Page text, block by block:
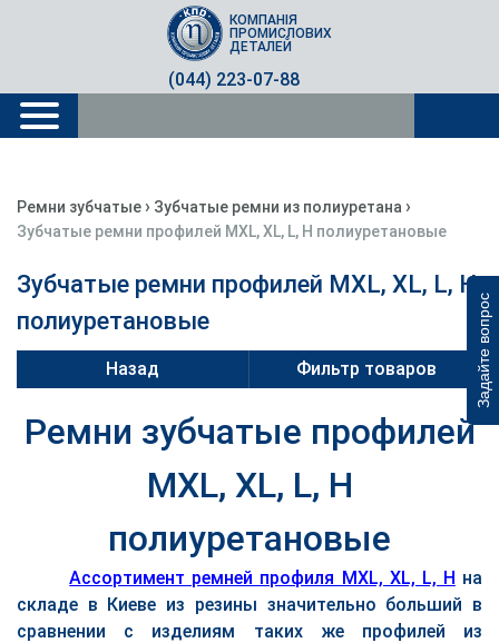
Задайте вопрос
(044) 223-07-88
КОМПАНІЯ
ПРОМИСЛОВИХ
ДЕТАЛЕЙ
Ремни зубчатые › Зубчатые ремни из полиуретана ›
Зубчатые ремни профилей MXL, XL, L, H полиуретановые
Зубчатые ремни профилей MXL, XL, L, H
полиуретановые
Назад Фильтр товаров
Ремни зубчатые профилей
MXL, XL, L, H
полиуретановые
Ассортимент ремней профиля MXL, XL, L, H на
складе в Киеве из резины значительно больший в
сравнении с изделиям таких же профилей из